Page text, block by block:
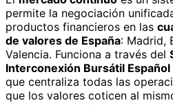
permite la negociación
productos financieros en las
de valores de España: Madrid,
Valencia. Funciona a través del
Interconexión Bursátil Español
que centraliza todas las
que los valores coticen al